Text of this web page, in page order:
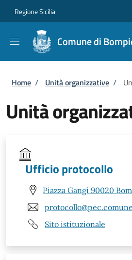
Regione Sicilia
Comune di
Briciole di pane
Home / Unità organizzative /
Unità
Ufficio protocollo
Piazza Gangi 90020
Sito istituzionale